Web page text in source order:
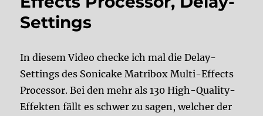
Settings
In diesem Video checke ich mal die Delay-
Settings des Sonicake Matribox Multi-Effects
Processor. Bei den mehr als 130 High-Quality-
Effekten fällt es schwer zu sagen, welcher der